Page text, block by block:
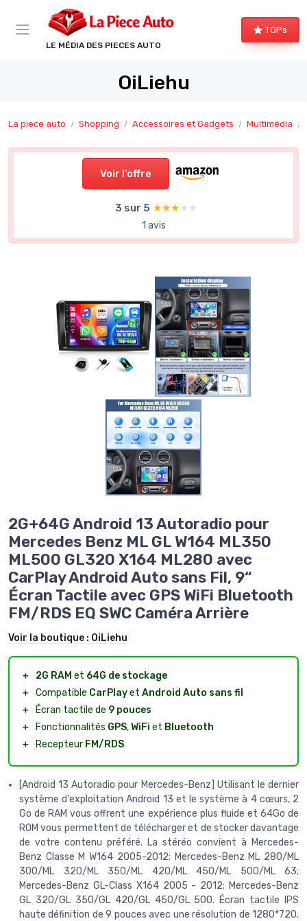
LE MÉDIA DES PIECES AUTO
TOPs
OiLiehu
La piece auto Shopping Accessoires et Gadgets Multimédia
Voir l'offre
3 sur 5 ★★★★★
★★★★★
1 avis
2G+64G Android 13 Autoradio pour
Mercedes Benz ML GL W164 ML350
ML500 GL320 X164 ML280 avec
CarPlay Android Auto sans Fil, 9“
Écran Tactile avec GPS WiFi Bluetooth
FM/RDS EQ SWC Caméra Arrière
Voir la boutique : OiLiehu
＋ 2G RAM et 64G de stockage
＋ Compatible CarPlayet Android Auto sans fil
＋
Écran tactile de 9 pouces
＋
Fonctionnalités GPS,WiFi et Bluetooth
＋
Recepteur FM/RDS
[Android 13 Autoradio pour Mercedes-Benz] Utilisant le dernier
système d'exploitation Android 13 et le système à 4 cœurs, 2
Go de RAM vous offrent une expérience plus fluide et 64Go de
ROM vous permettent de télécharger et de stocker davantage
de votre contenu préféré. La stéréo convient à Mercedes-
Benz Classe M W164 2005-2012; Mercedes-Benz ML 280/ML
300/ML 320/ML 350/ML 420/ML 450/ML 500/ML 63;
Mercedes-Benz GL-Class X164 2005 - 2012; Mercedes-Benz
GL 320/GL 350/GL 420/GL 450/GL 500. Écran tactile IPS
haute définition de 9 pouces avec une résolution de 1280*720.
Panneau de gestion des cookies